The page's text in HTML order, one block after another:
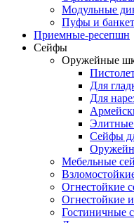
Модульные
Пуфы и
Приемные-ресепшн
Сейфы
Оружейные
Для
Для
Сейфы
Мебельные
Огнестойкие
Огнестойкие
Гостиничные